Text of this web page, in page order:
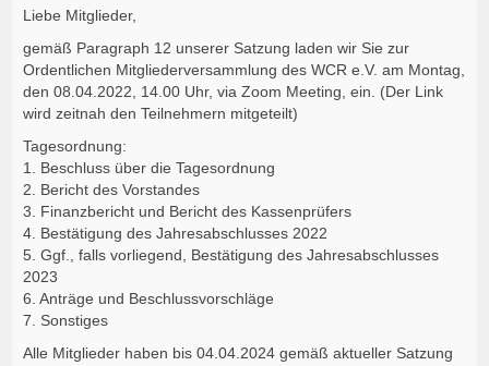
Liebe Mitglieder,
gemäß Paragraph 12 unserer Satzung laden wir Sie zur
Ordentlichen Mitgliederversammlung des WCR e.V. am Montag,
den 08.04.2022, 14.00 Uhr, via Zoom Meeting, ein. (Der Link
wird zeitnah den Teilnehmern mitgeteilt)
Tagesordnung:
1. Beschluss über die Tagesordnung
2. Bericht des Vorstandes
3. Finanzbericht und Bericht des Kassenprüfers
4. Bestätigung des Jahresabschlusses 2022
5. Ggf., falls vorliegend, Bestätigung des Jahresabschlusses
2023
6. Anträge und Beschlussvorschläge
7. Sonstiges
Alle Mitglieder haben bis 04.04.2024 gemäß aktueller Satzung